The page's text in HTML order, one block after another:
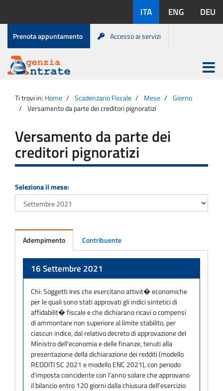
contenuto
disponibili:
ITA ENG DEU
Menu
di
servizio
Prenota appuntamento Accesso ai servizi
Agenzia
Entrate
Apri
menu
principale
Ti trovi in: Home Scadenzario Fiscale Mese
Giorno
Versamento da parte dei creditori pignoratizi
Versamento da parte dei
creditori pignoratizi
Seleziona il mese:
Adempimento Contribuente
16 Settembre 2021
Chi:Soggetti Ires che esercitano attivit� economiche
per le quali sono stati approvati gli indici sintetici di
affidabilit� fiscale e che dichiarano ricavi o compensi
di ammontare non superiore al limite stabilito, per
ciascun indice, dal relativo decreto di approvazione del
Ministro dell'economia e delle finanze, tenuti alla
presentazione della dichiarazione dei redditi (modello
REDDITI SC 2021 e modello ENC 2021), con periodo
d'imposta coincidente con l'anno solare che approvano
il bilancio entro 120 giorni dalla chiusura dell'esercizio